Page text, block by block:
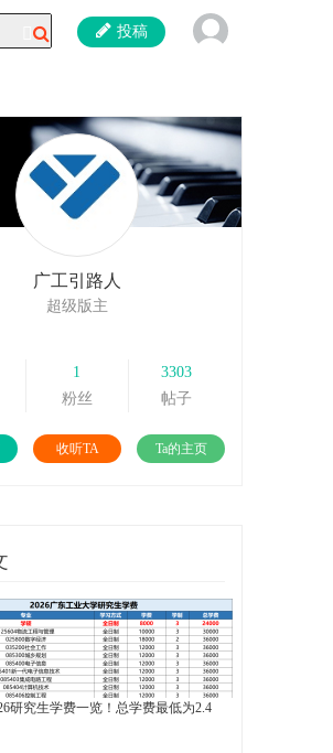
投稿
广工引路人
超级版主
1
粉丝
3303
帖子
收听TA Ta的主页
研究生学费一览！总学费最低为2.4